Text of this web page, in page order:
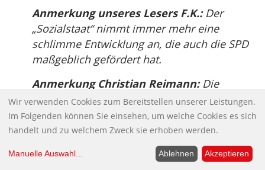
Anmerkung unseres Lesers F.K.:Der
„Sozialstaat“ nimmt immer mehr eine
schlimme Entwicklung an, die auch die SPD
maßgeblich gefördert hat.
Anmerkung Christian Reimann:Die
Arbeitnehmerschaft soll sich vor dem neuen
„Hartz IV“ fürchten, ansonsten nicht
aufmucken, sondern weiter arbeiten und die
benötigten Steuern zahlen. Insbesondere
das Spitzenpersonal der angeblich sozial-
Wir verwenden Cookies zum Bereitstellen unserer Leistungen.
Im Folgenden können Sie einsehen, um welche Cookies es sich
handelt und zu welchem Zweck sie erhoben werden.
Manuelle Auswahl... Ablehnen Akzeptieren